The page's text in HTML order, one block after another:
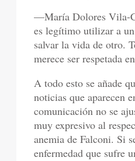
—María Dolores Vila-
es legítimo utilizar a
salvar la vida de otro.
merece ser respetada
A todo esto se añade
noticias que aparecen
comunicación no se
muy expresivo al
anemia de Falconi. Si
enfermedad que sufre